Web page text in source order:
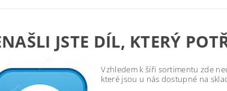
JSTE DÍL, KTERÝ
Vzhledem k šíři sortimentu zde
které jsou u nás dostupné na